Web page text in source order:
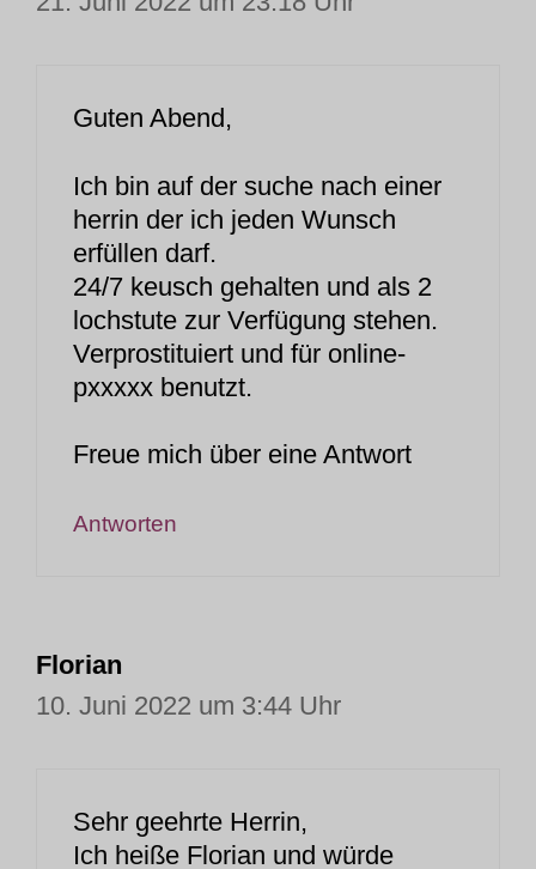
Guten Abend,
Ich bin auf der suche nach einer
herrin der ich jeden Wunsch
erfüllen darf.
24/7 keusch gehalten und als 2
lochstute zur Verfügung stehen.
Verprostituiert und für online-
pxxxxx benutzt.
Freue mich über eine Antwort
Antworten
Florian
10. Juni 2022 um 3:44 Uhr
Sehr geehrte Herrin,
Ich heiße Florian und würde